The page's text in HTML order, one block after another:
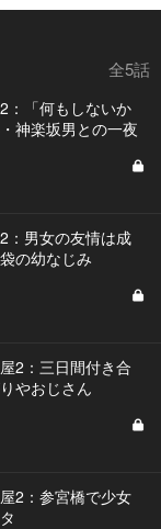
全5話
：「何もしないか
神楽坂男との一夜
：男女の友情は成
の幼なじみ
2：三日間付き合
やおじさん
2：参宮橋で少女